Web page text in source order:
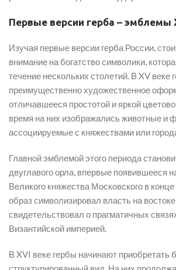
Первые версии герба – эмблемы
Изучая первые версии герба России,
внимание на богатство символики,
течение нескольких столетий. В XV веке
преимущественно художественное
отличавшееся простотой и яркой
время на них изображались животные и
ассоциируемые с княжествами или
Главной эмблемой этого периода
двуглавого орла, впервые появившееся
Великого княжества Московского в
образ символизировал власть на
свидетельствовал о прагматичных
Византийской империей.
В XVI веке гербы начинают приобретать